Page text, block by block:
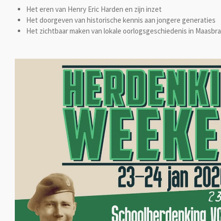
Het eren van Henry Eric Harden en zijn inzet
Het doorgeven van historische kennis aan jongere generaties
Het zichtbaar maken van lokale oorlogsgeschiedenis in